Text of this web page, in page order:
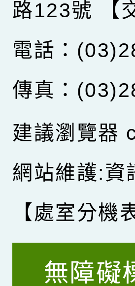
路123號
電話：
傳真：
建議瀏覽器
網站維護:資
【處室分機